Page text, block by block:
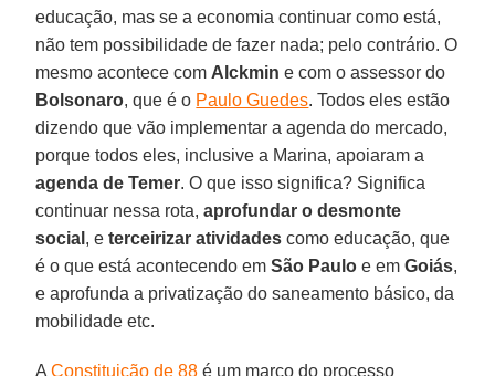
educação, mas se a economia continuar como está,
não tem possibilidade de fazer nada; pelo contrário. O
mesmo acontece com Alckmin e com o assessor do
Bolsonaro, que é o Paulo Guedes. Todos eles estão
dizendo que vão implementar a agenda do mercado,
porque todos eles, inclusive a Marina, apoiaram a
agenda de Temer. O que isso significa? Significa
continuar nessa rota, aprofundar o desmonte
social , eterceirizar atividades como educação, que
é o que está acontecendo emSão Paulo e emGoiás,
e aprofunda a privatização do saneamento básico, da
mobilidade etc.
AConstituição de 88 é um marco do processo